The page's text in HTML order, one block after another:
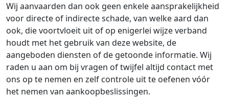
Wij aanvaarden dan ook geen enkele aansprakelijkheid
voor directe of indirecte schade, van welke aard dan
ook, die voortvloeit uit of op enigerlei wijze verband
houdt met het gebruik van deze website, de
aangeboden diensten of de getoonde informatie. Wij
raden u aan om bij vragen of twijfel altijd contact met
ons op te nemen en zelf controle uit te oefenen vóór
het nemen van aankoopbeslissingen.